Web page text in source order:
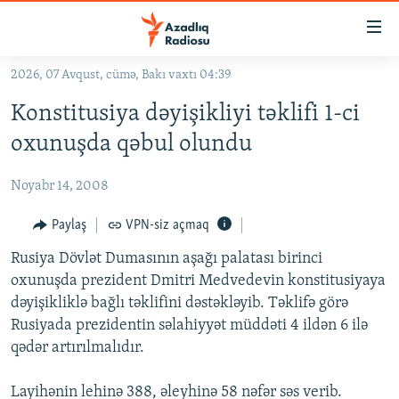
Əsas
qayıt
Əsas
naviqasiyaya
qayıt
KORRUPSIOMETR
#ƏSLINDƏ
FƏRQƏ BAX
QANUNI DOĞRU
ARAŞDIRMA
MULTIMEDIA
VIDEO
FOTOQALEREYA
RADIO ARXIV
OXU ZALI
HAQQIMIZDA
2026, 07 Avqust, cümə, Bakı vaxtı 04:39
Konstitusiya dəyişikliyi təklifi 1-ci
oxunuşda qəbul olundu
Noyabr 14, 2008
Paylaş VPN-siz açmaq
Rusiya Dövlət Dumasının aşağı palatası birinci
oxunuşda prezident Dmitri Medvedevin konstitusiyaya
dəyişikliklə bağlı təklifini dəstəkləyib. Təklifə görə
Rusiyada prezidentin səlahiyyət müddəti 4 ildən 6 ilə
qədər artırılmalıdır.
Layihənin lehinə 388, əleyhinə 58 nəfər səs verib.